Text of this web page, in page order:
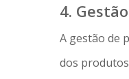
4.
A gestão de
dos